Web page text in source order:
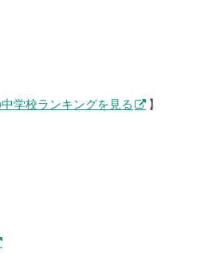
学校ランキングを見る 】